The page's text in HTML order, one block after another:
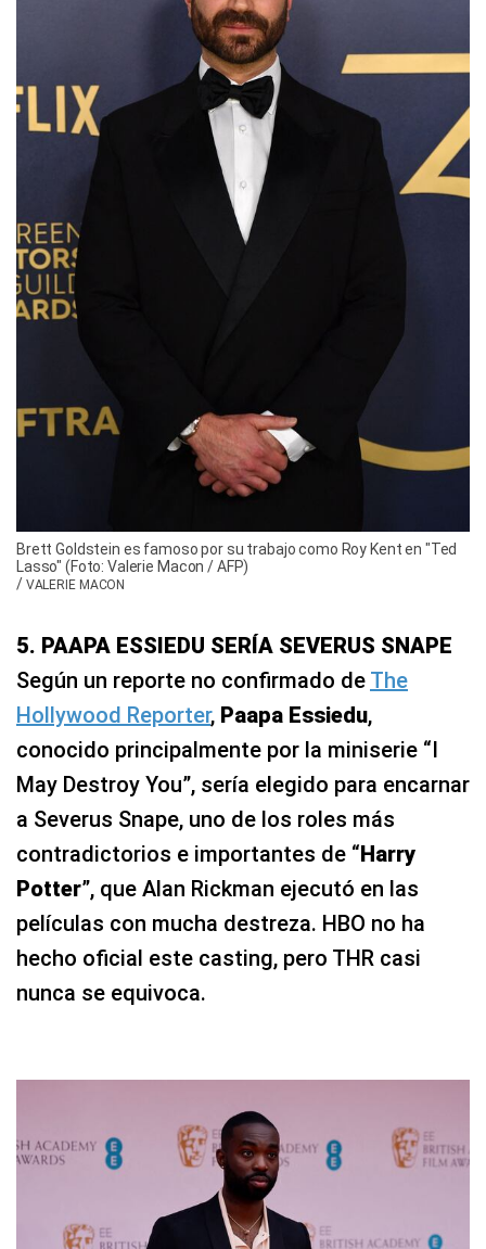
Brett Goldstein es famoso por su trabajo como Roy Kent en "Ted
Lasso" (Foto: Valerie Macon / AFP)
/ VALERIE MACON
5. PAAPA ESSIEDU SERÍA SEVERUS SNAPE
Según un reporte no confirmado de The
Hollywood Reporter, Paapa Essiedu,
conocido principalmente por la miniserie “I
May Destroy You”, sería elegido para encarnar
a Severus Snape, uno de los roles más
contradictorios e importantes de “Harry
Potter”, que Alan Rickman ejecutó en las
películas con mucha destreza. HBO no ha
hecho oficial este casting, pero THR casi
nunca se equivoca.